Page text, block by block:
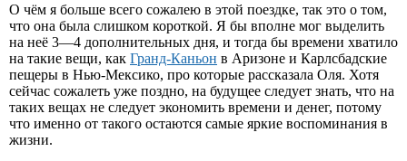
О чём я больше всего сожалею в этой поездке, так это о том,
что она была слишком короткой. Я бы вполне мог выделить
на неё 3—4 дополнительных дня, и тогда бы времени хватило
на такие вещи, как Гранд-Каньон в Аризоне и Карлсбадские
пещеры в Нью-Мексико, про которые рассказала Оля. Хотя
сейчас сожалеть уже поздно, на будущее следует знать, что на
таких вещах не следует экономить времени и денег, потому
что именно от такого остаются самые яркие воспоминания в
жизни.